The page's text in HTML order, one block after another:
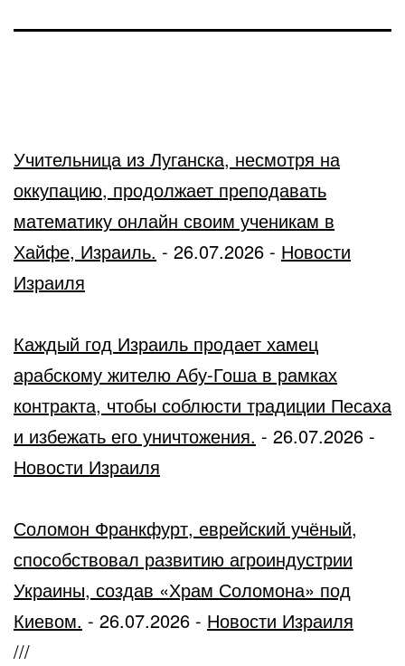
Учительница из Луганска, несмотря на
оккупацию, продолжает преподавать
математику онлайн своим ученикам в
Хайфе, Израиль. - 26.07.2026 - Новости
Израиля
Каждый год Израиль продает хамец
арабскому жителю Абу-Гоша в рамках
контракта, чтобы соблюсти традиции Песаха
и избежать его уничтожения. - 26.07.2026 -
Новости Израиля
Соломон Франкфурт, еврейский учёный,
способствовал развитию агроиндустрии
Украины, создав «Храм Соломона» под
Киевом. - 26.07.2026 - Новости Израиля
///